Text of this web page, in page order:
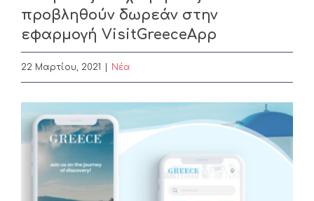
προβληθούν δωρεάν στην
εφαρμογή VisitGreeceApp
22 Μαρτίου, 2021 Nέα
View
Larger